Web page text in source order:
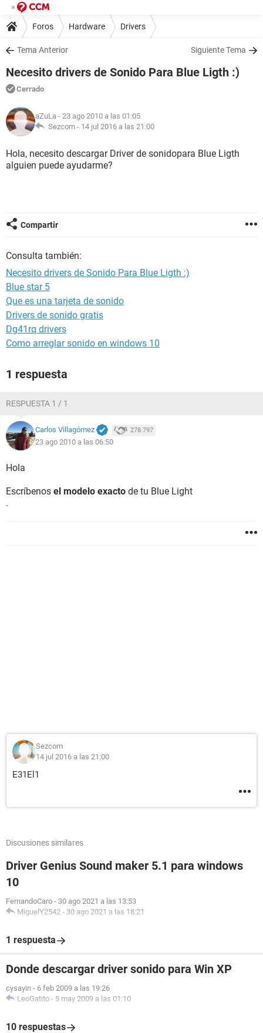
Foros Hardware Drivers
Tema Anterior Siguiente Tema
Necesito drivers de Sonido Para Blue Ligth :)
Cerrado
aZuLa - 23 ago 2010 a las 01:05
Sezcom - 14 jul 2016 a las 21:00
Hola, necesito descargar Driver de sonidopara Blue Ligth
alguien puede ayudarme?
Compartir
Consulta también:
Necesito drivers de Sonido Para Blue Ligth :)
Blue star 5
Que es una tarjeta de sonido
Drivers de sonido gratis
Dg41rq drivers
Como arreglar sonido en windows 10
1 respuesta
RESPUESTA 1 / 1
Carlos Villagómez 278.797
23 ago 2010 a las 06:50
Hola
Escríbenos el modelo exacto de tu Blue Light
.
Sezcom
14 jul 2016 a las 21:00
E31El1
Discusiones similares
Driver Genius Sound maker 5.1 para windows
10
FernandoCaro - 30 ago 2021 a las 13:53
MiguelY2542 - 30 ago 2021 a las 18:21
1 respuesta
Donde descargar driver sonido para Win XP
cysayin - 6 feb 2009 a las 19:26
LeoGatito - 5 may 2009 a las 01:10
10 respuestas